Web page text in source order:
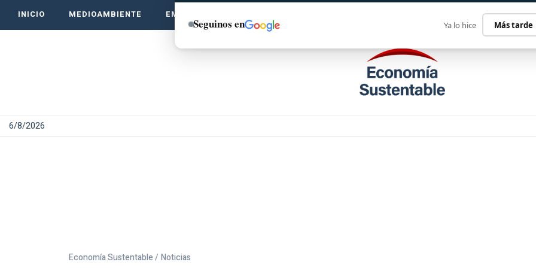
INICIO MEDIOAMBIENTE EMPRENDE VERDE
6/8/2026
Economía Sustentable / Noticias
Seguinos en Ya lo hice Más tarde